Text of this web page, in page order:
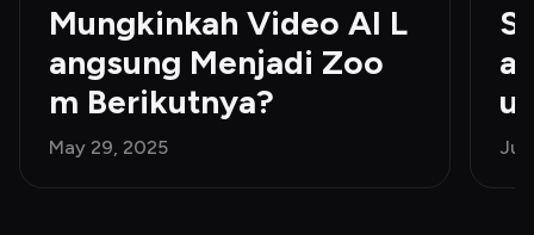
Mungkinkah Video AI L
angsung Menjadi Zoo
m Berikutnya?
May 29, 2025
a